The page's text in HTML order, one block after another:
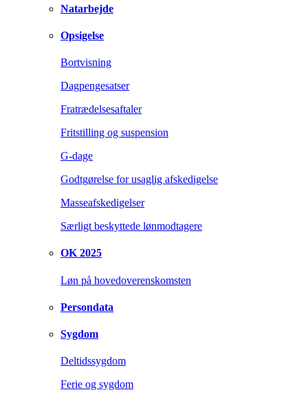
Natarbejde
Opsigelse
Bortvisning
Dagpengesatser
Fratrædelsesaftaler
Fritstilling og suspension
G-dage
Godtgørelse for usaglig afskedigelse
Masseafskedigelser
Særligt beskyttede lønmodtagere
OK 2025
Løn på hovedoverenskomsten
Persondata
Sygdom
Deltidssygdom
Ferie og sygdom